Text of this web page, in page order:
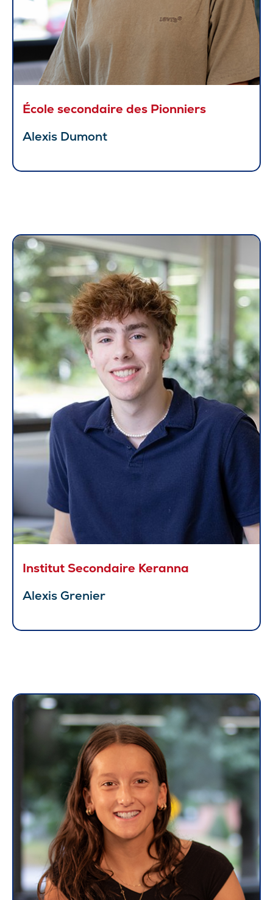
École secondaire des Pionniers
Alexis Dumont
Institut Secondaire Keranna
Alexis Grenier